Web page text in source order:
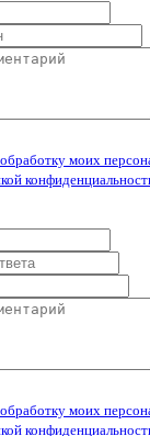
обработку моих
обработку моих